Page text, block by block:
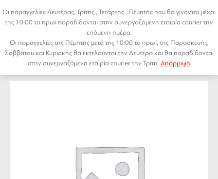
Οι παραγγελίες Δευτέρας, Τρίτης , Τετάρτης , Πέμπτης που θα γίνονται μέχρι
της 10:00 το πρωί παραδίδονται στην συνεργαζόμενη εταιρία courier την
επόμενη ημέρα.
Οι παραγγελίες της Πέμπτης μετά της 10:00 το πρωί, της Παρασκευής,
Σαββάτου και Κυριακής θα εκτελούνται την Δευτέρα και θα παραδίδονται
στην συνεργαζόμενη εταιρία courier την Τρίτη. Απόρριψη
σε
περιεχόμενο
Menu
Αρχική σελίδα/Χωρίς κατηγορία / Test Box Now